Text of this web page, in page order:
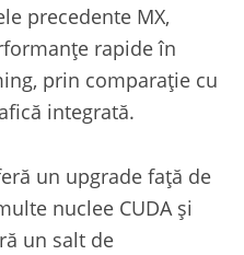
precedente MX,
rapide în
prin comparație cu
integrată.
un upgrade față de
nuclee CUDA și
un salt de